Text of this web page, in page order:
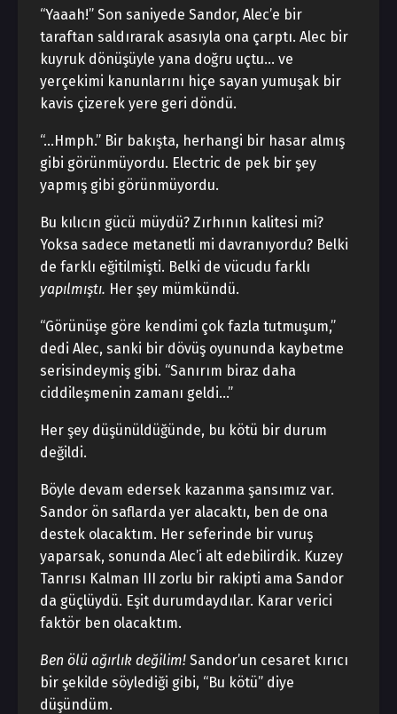
“Yaaah!” Son saniyede Sandor, Alec’e bir
taraftan saldırarak asasıyla ona çarptı. Alec bir
kuyruk dönüşüyle yana doğru uçtu… ve
yerçekimi kanunlarını hiçe sayan yumuşak bir
kavis çizerek yere geri döndü.
“…Hmph.” Bir bakışta, herhangi bir hasar almış
gibi görünmüyordu. Electric de pek bir şey
yapmış gibi görünmüyordu.
Bu kılıcın gücü müydü? Zırhının kalitesi mi?
Yoksa sadece metanetli mi davranıyordu? Belki
de farklı eğitilmişti. Belki de vücudu farklı
yapılmıştı. Her şey mümkündü.
“Görünüşe göre kendimi çok fazla tutmuşum,”
dedi Alec, sanki bir dövüş oyununda kaybetme
serisindeymiş gibi. “Sanırım biraz daha
ciddileşmenin zamanı geldi…”
Her şey düşünüldüğünde, bu kötü bir durum
değildi.
Böyle devam edersek kazanma şansımız var.
Sandor ön saflarda yer alacaktı, ben de ona
destek olacaktım. Her seferinde bir vuruş
yaparsak, sonunda Alec’i alt edebilirdik. Kuzey
Tanrısı Kalman III zorlu bir rakipti ama Sandor
da güçlüydü. Eşit durumdaydılar. Karar verici
faktör ben olacaktım.
Ben ölü ağırlık değilim! Sandor’un cesaret kırıcı
bir şekilde söylediği gibi, “Bu kötü” diye
düşündüm.